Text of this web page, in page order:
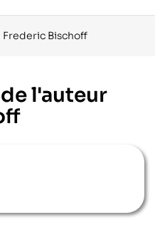
Frederic Bischoff
l'auteur